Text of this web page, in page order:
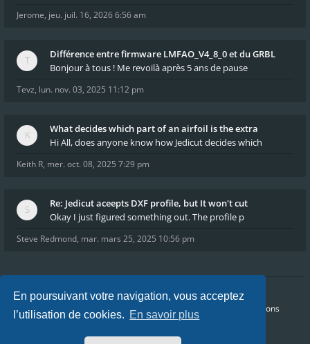
En poursuivant votre navigation, vous acceptez
l’utilisation de cookies. En savoir plus
Jerome, jeu. juil. 16, 2026 6:56 am
Différence entre firmware LMFAO_V4_8_0 et du GRBL
Bonjour à tous ! Me revoilà après 5 ans de pause
Tevz, lun. nov. 03, 2025 11:12 pm
What decides which part of an airfoil is the extra
Hi All, does anyone know how Jedicut decides which
Keith R, mer. oct. 08, 2025 7:29 pm
Re: Jedicut aceepts DXF profile, but It won't cut
Okay I just figured something out. The profile p
Steve Redmond, mar. mars 25, 2025 10:56 pm
Accueil Index du forum Confidentialité
Conditions